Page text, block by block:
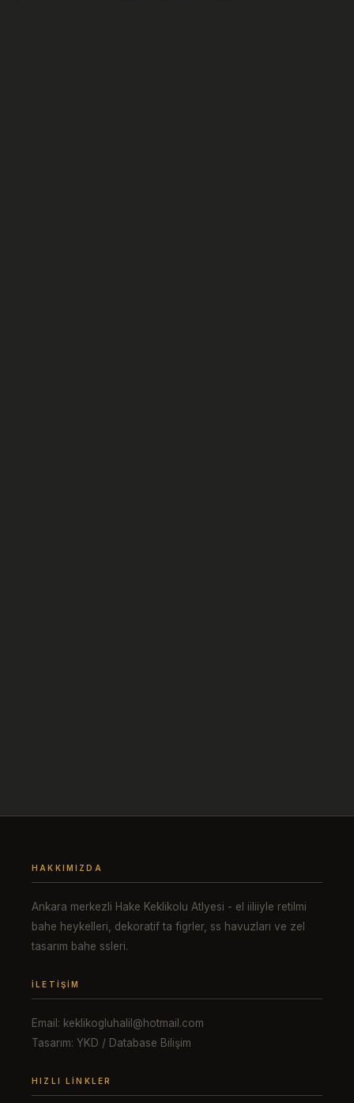
HAKKIMIZDA
Ankara merkezli Hake Keklikolu Atlyesi - el iiliiyle retilmi
bahe heykelleri, dekoratif ta figrler, ss havuzları ve zel
tasarım bahe ssleri.
İLETIŞIM
Email: keklikogluhalil@hotmail.com
Tasarım: YKD / Database Bilişim
HIZLI LINKLER